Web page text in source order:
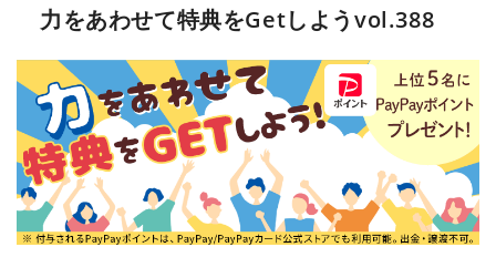
力をあわせて特典をGetしようvol.388